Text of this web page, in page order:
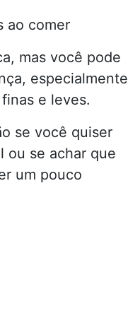
ao comer
mas você pode
especialmente
e leves.
se você quiser
ou se achar que
um pouco